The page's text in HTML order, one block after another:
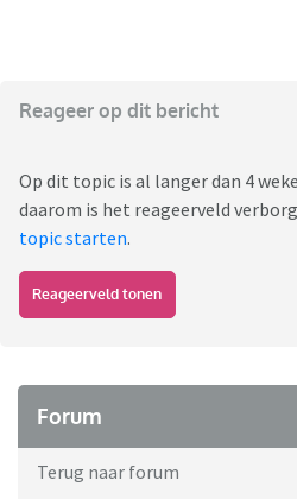
Reageer op dit bericht
Op dit topic is al langer dan 4
daarom is het reageerveld
topic starten.
Reageerveld tonen
Forum
Terug naar forum